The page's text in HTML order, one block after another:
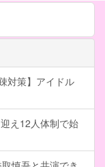
対策】アイドル
え12人体制で始